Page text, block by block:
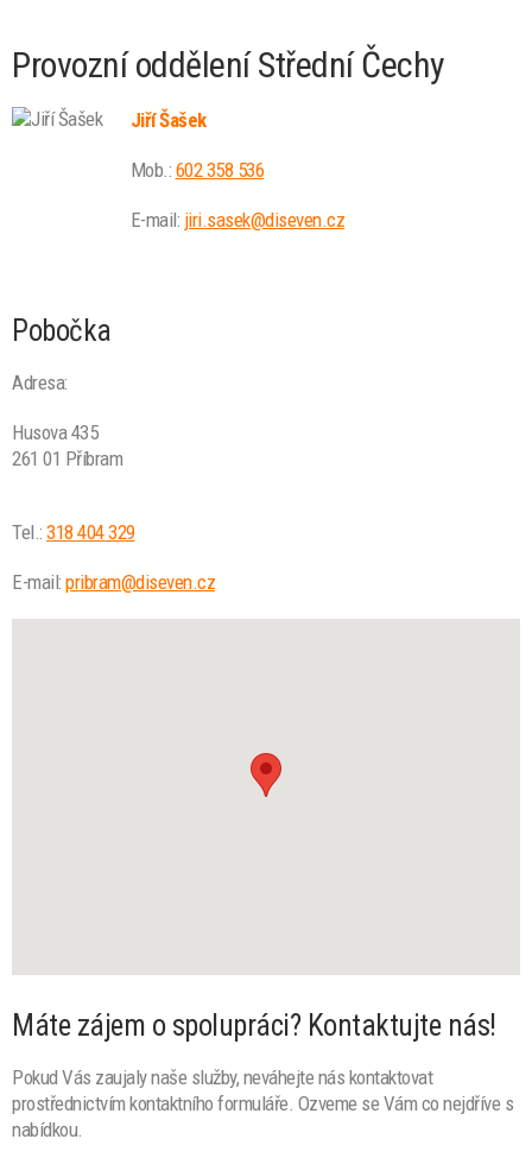
Provozní oddělení Střední Čechy
Jiří Šašek
Mob.: 602 358 536
E-mail: jiri.sasek@diseven.cz
Pobočka
Adresa:
Husova 435
261 01 Příbram
Tel.: 318 404 329
E-mail: pribram@diseven.cz
Máte zájem o spolupráci? Kontaktujte nás!
Pokud Vás zaujaly naše služby, neváhejte nás kontaktovat
prostřednictvím kontaktního formuláře. Ozveme se Vám co nejdříve s
nabídkou.